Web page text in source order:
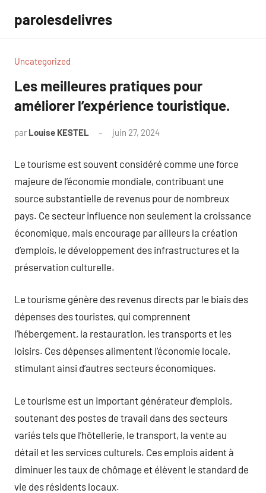
contenu
parolesdelivres
Uncategorized
Les meilleures pratiques pour
améliorer l’expérience touristique.
par Louise KESTEL juin 27, 2024
Le tourisme est souvent considéré comme une force
majeure de l’économie mondiale, contribuant une
source substantielle de revenus pour de nombreux
pays. Ce secteur influence non seulement la croissance
économique, mais encourage par ailleurs la création
d’emplois, le développement des infrastructures et la
préservation culturelle.
Le tourisme génère des revenus directs par le biais des
dépenses des touristes, qui comprennent
l’hébergement, la restauration, les transports et les
loisirs. Ces dépenses alimentent l’économie locale,
stimulant ainsi d’autres secteurs économiques.
Le tourisme est un important générateur d’emplois,
soutenant des postes de travail dans des secteurs
variés tels que l’hôtellerie, le transport, la vente au
détail et les services culturels. Ces emplois aident à
diminuer les taux de chômage et élèvent le standard de
vie des résidents locaux.